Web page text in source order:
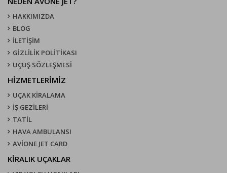
HAKKIMIZDA
BLOG
İLETİŞİM
GİZLİLİK POLİTİKASI
UÇUŞ SÖZLEŞMESI
HİZMETLERİMİZ
UÇAK KIRALAMA
İŞ GEZİLERİ
TATİL
HAVA AMBULANSI
AVİONE JET CARD
KIRALIK UÇAKLAR